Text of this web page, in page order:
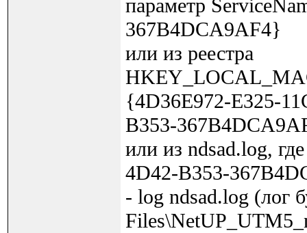
параметр
367B4DCA9AF4}
или из реестра
{4D36E972-E325-
B353-
или из ndsad.log,
4D42-B353-
- log ndsad.log (лог